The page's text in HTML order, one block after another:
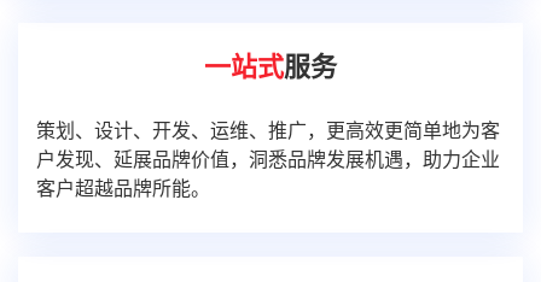
一站式服务
策划、设计、开发、运维、推广，更高效更简单地为客
户发现、延展品牌价值，洞悉品牌发展机遇，助力企业
客户超越品牌所能。